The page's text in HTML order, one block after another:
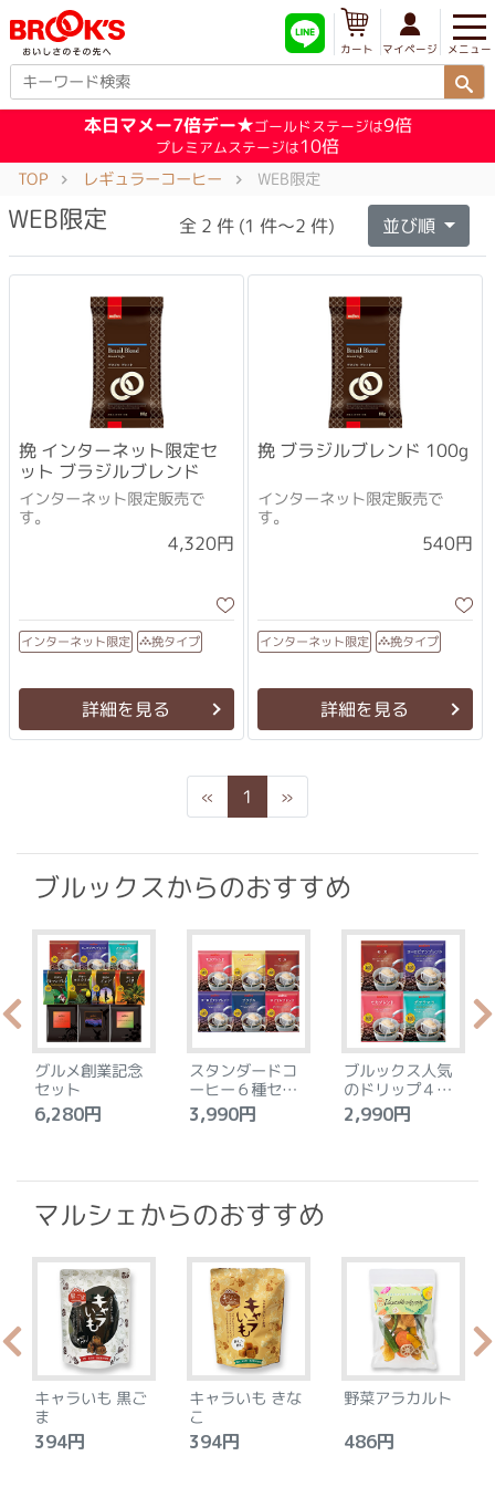
メニュー
マイページ
カート
本日マメー7倍デー★ゴールドステージは9倍
プレミアムステージは10倍
TOP レギュラーコーヒー WEB限定
WEB限定 全 2 件 (1 件～2 件) 並び順
挽 インターネット限定セ
ット ブラジルブレンド
インターネット限定販売で
す。
4,320円
インターネット限定 挽タイプ
詳細を見る
挽 ブラジルブレンド 100g
インターネット限定販売で
す。
540円
インターネット限定 挽タイプ
詳細を見る
« Previous
1 »Next
ブルックスからのおすすめ
グルメ創業記念
セット
6,280円
スタンダードコ
ーヒー６種セッ
ト
3,990円
ブルックス人気
のドリップ４種
セット
2,990円
マルシェからのおすすめ
キャラいも 黒ご
ま
394円
キャラいも きな
こ
394円
野菜アラカルト
486円